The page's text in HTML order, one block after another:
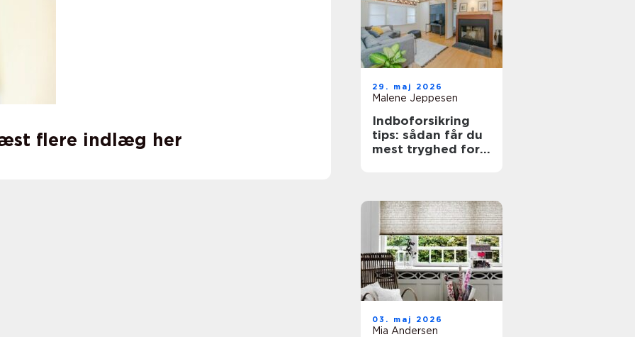
flere indlæg her
29. maj 2026
Malene Jeppesen
Indboforsikring
tips: sådan får du
mest tryghed for
03. maj 2026
Mia Andersen